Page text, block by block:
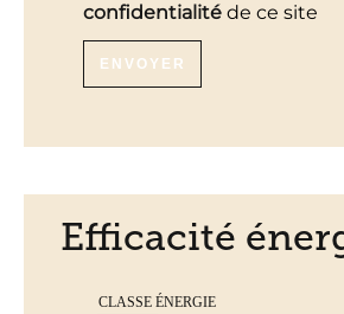
confidentialité de ce site
ENVOYER
Efficacité